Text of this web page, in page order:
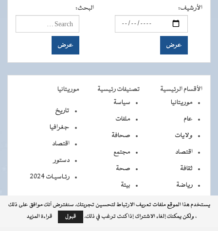
الأرشيف: البحث:
الأقسام الرئيسية تصنيفات رئيسية
موريتانيا
موريتانيا
عام
ولايات
اقتصاد
ثقافة
رياضة
سياسة
ملفات
صحافة
مجتمع
صحة
بيئة
تاريخ
جغرافيا
اقتصاد
دستور
رئـاسيـات 2024
يستخدم هذا الموقع ملفات تعريف الارتباط لتحسين تجربتك. سنفترض أنك موافق على ذلك
، ولكن يمكنك إلغاء الاشتراك إذا كنت ترغب في ذلك.
قبول قراءة المزيد